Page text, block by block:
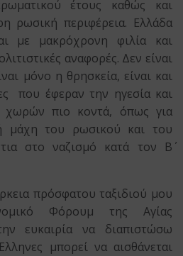
έτους καθώς και
ρωσική περιφέρεια. Ελλάδα
με μακρόχρονη φιλία και
αναφορές. Δεν είναι
μόνο η θρησκεία, είναι και
που έφεραν την ηγεσία και
πιο κοντά, όπως για
μάχη του ρωσικού και του
στο ναζισμό κατά τον Β΄
πρόσφατου ταξιδιού μου
Φόρουμ της Αγίας
ευκαιρία να διαπιστώσω
μπορεί να αισθάνεται